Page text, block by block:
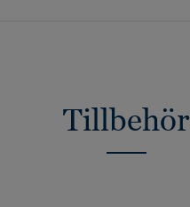
Tillbehör